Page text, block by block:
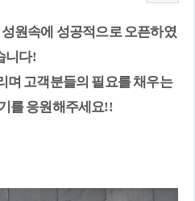
원속에 성공적으로 오픈하였
니다!
며 고객분들의 필요를 채우는
를 응원해주세요!!